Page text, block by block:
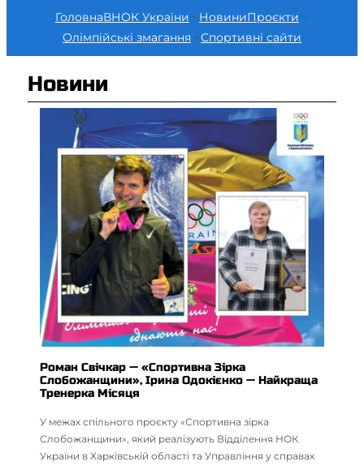
ГоловнаВНОК України НовиниПроєкти
Олімпійські змагання
Спортивні сайти
Новини
Роман Свічкар — «Спортивна Зірка
Слобожанщини», Ірина Одокієнко — Найкраща
Тренерка Місяця
У межах спільного проєкту «Спортивна зірка
Слобожанщини», який реалізують Відділення НОК
України в Харківській області та Управління у справах